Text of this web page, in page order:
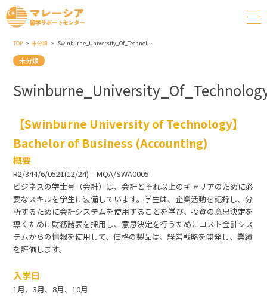
TOP 未分類 Swinburne_University_Of_Technology_Bachelor_of_Business_Accounting
未分類
【Swinburne University of Technology】
Bachelor of Business (Accounting)
概要
R2/344/6/0521(12/24) – MQA/SWA0005
ビジネスの学士号（会計）は、会計とそれ以上のキャリアのために必
要なスキルを学生に装備しています。学生は、企業活動を記録し、分
析するために会計システムを使用することを学び、投資の意思決定を
導くために財務諸表を採用し、意思決定を行うためにコスト会計シス
テムからの情報を使用して、価格の製品は、経営戦略を開発し、業績
を評価します。
入学日
1月、3月、8月、10月